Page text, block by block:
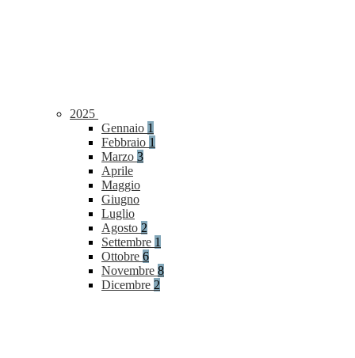
2025
Gennaio 1
Febbraio 1
Marzo 3
Aprile
Maggio
Giugno
Luglio
Agosto 2
Settembre 1
Ottobre 6
Novembre 8
Dicembre 2